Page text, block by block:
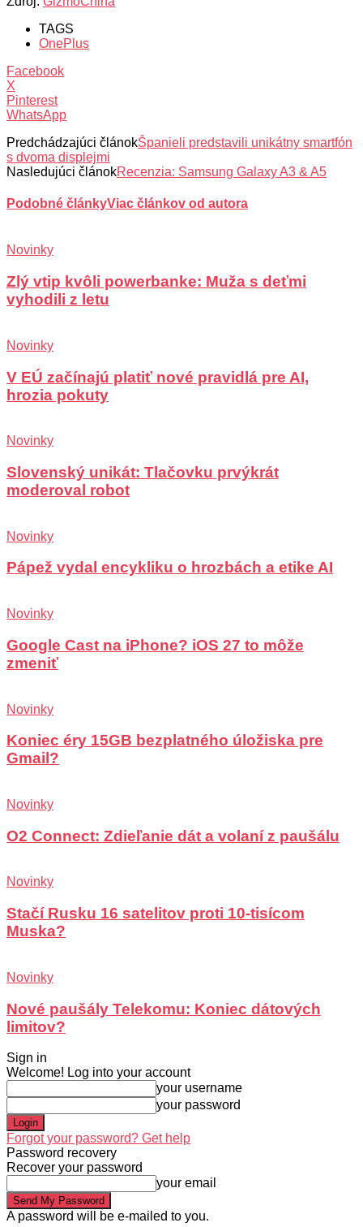
TAGS
OnePlus
Facebook
X
Pinterest
WhatsApp
Predchádzajúci článokŠpanieli predstavili unikátny smartfón
s dvoma displejmi
Nasledujúci článokRecenzia: Samsung Galaxy A3 & A5
Podobné článkyViac článkov od autora
Novinky
Zlý vtip kvôli powerbanke: Muža s deťmi
vyhodili z letu
Novinky
V EÚ začínajú platiť nové pravidlá pre AI,
hrozia pokuty
Novinky
Slovenský unikát: Tlačovku prvýkrát
moderoval robot
Novinky
Pápež vydal encykliku o hrozbách a etike AI
Novinky
Google Cast na iPhone? iOS 27 to môže
zmeniť
Novinky
Koniec éry 15GB bezplatného úložiska pre
Gmail?
Novinky
O2 Connect: Zdieľanie dát a volaní z paušálu
Novinky
Stačí Rusku 16 satelitov proti 10-tisícom
Muska?
Novinky
Nové paušály Telekomu: Koniec dátových
limitov?
Sign in
Welcome! Log into your account
your username
your password
Forgot your password? Get help
Password recovery
Recover your password
your email
A password will be e-mailed to you.